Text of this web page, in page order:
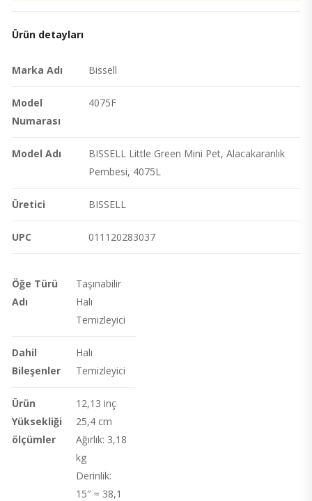
Ürün detayları
Marka Adı Bissell
Model
Numarası
4075F
Model Adı
BISSELL Little Green Mini Pet, Alacakaranlık
Pembesi, 4075L
Üretici BISSELL
UPC 011120283037
Öğe Türü
Adı
Taşınabilir
Halı
Temizleyici
Dahil
Bileşenler
Halı
Temizleyici
Ürün
Yüksekliği
ölçümler
12,13 inç
25,4 cm
Ağırlık: 3,18
kg
Derinlik:
15″ ≈ 38,1